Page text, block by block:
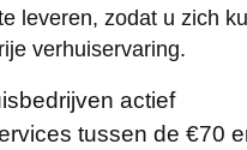
leveren, zodat u zich
verhuiservaring.
actief
tussen de €70